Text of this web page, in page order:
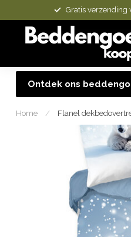
Gratis
Ontdek ons
Home / Flanel